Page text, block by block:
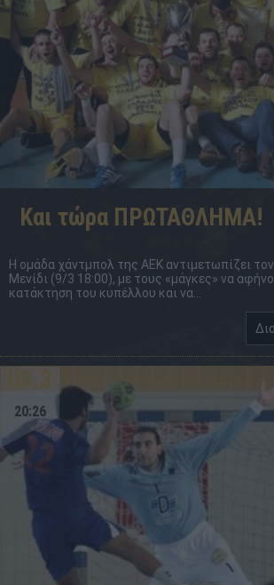
Και τώρα ΠΡΩΤΑΘΛΗΜΑ!
Η ομάδα χάντμπολ της ΑΕΚ αντιμετωπίζει
Μενίδι (9/3 18:00), με τους «μάγκες» να
κατάκτηση του κυπέλλου και να...
20:26